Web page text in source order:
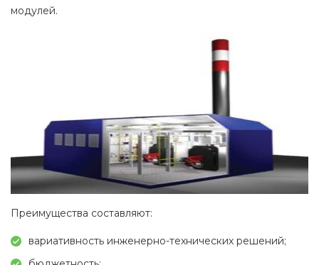
модулей.
Преимущества составляют:
вариативность инженерно-технических решений;